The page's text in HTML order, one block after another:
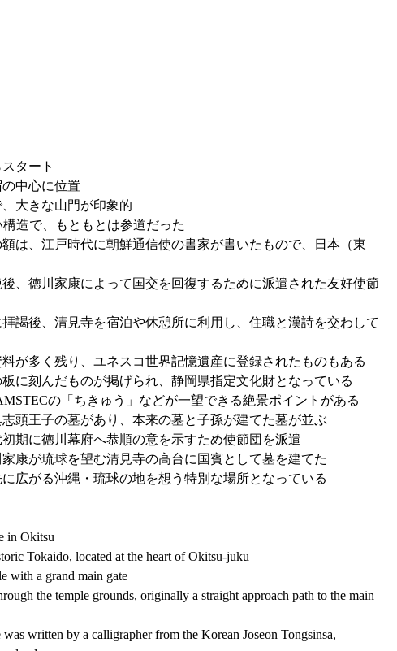
タート
中心に位置
大きな山門が印象的
造で、もともとは参道だった
は、江戸時代に朝鮮通信使の書家が書いたもので、日本（東
、徳川家康によって国交を回復するために派遣された友好使節
謁後、清見寺を宿泊や休憩所に利用し、住職と漢詩を交わして
が多く残り、ユネスコ世界記憶遺産に登録されたものもある
に刻んだものが掲げられ、静岡県指定文化財となっている
の「ちきゅう」などが一望できる絶景ポイントがある
頭王子の墓があり、本来の墓と子孫が建てた墓が並ぶ
期に徳川幕府へ恭順の意を示すため使節団を派遣
康が琉球を望む清見寺の高台に国賓として墓を建てた
広がる沖縄・琉球の地を想う特別な場所となっている
in Okitsu
Tokaido, located at the heart of Okitsu-juku
with a grand main gate
the temple grounds, originally a straight approach path to the main
written by a calligrapher from the Korean Joseon Tongsinsa,